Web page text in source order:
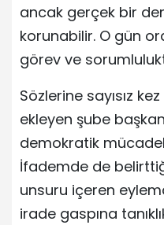
ancak gerçek bir
korunabilir. O gün
görev ve
Sözlerine sayısız
ekleyen şube
demokratik
İfademde de
unsuru içeren
irade gaspına